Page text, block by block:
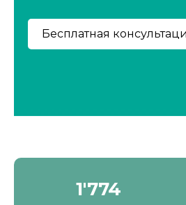
2'190